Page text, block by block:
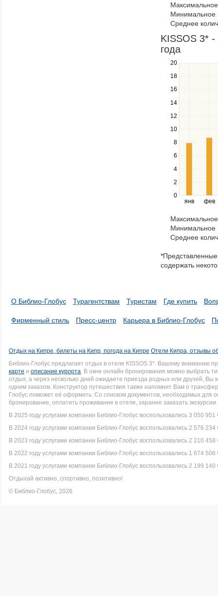
navigate
through
items
in
a
series.
Минимальное
Среднее
KISSOS 3* -
года
янв фев
0
2
4
6
8
10
12
14
16
18
20
Use
the
and
down
to
navigate
series.
Use
the
and
right
navigate
through
items
a
series.
Минимальное
Среднее
содержать
О Библио-Глобус Турагентствам Туристам Где купить
Фирменный стиль Пресс-центр Карьера в Библио-Глобус
Отдых на Кипре, билеты на Кипр, погода на Кипре Отели Кипра, отзывы
Библио-Глобус предлагает отдых в отеле KISSOS 3*. Вашему вниманию
карте и описание курорта. В окне онлайн бронирования можно выбрать
отдых, а через несколько дней ожидаете приезда родных или друзей, Вы
одним заказом. Конструктор путешествия также напомнит Вам о
Глобус поможет её оформить. Со списком документов, необходимых
бронирование, оплатить проживание в отеле, заранее заказать
В 2025 году услугами компании Библио-Глобус воспользовались 3 050 951
В 2024 году услугами компании Библио-Глобус воспользовались 2 576 234
В 2023 году услугами компании Библио-Глобус воспользовались 2 210 458
В 2022 году услугами компании Библио-Глобус воспользовались 1 674 506
В 2021 году услугами компании Библио-Глобус воспользовались 2 199 140
Отдыхай активно, спортивно, позитивно!
© Библио-Глобус, 2026